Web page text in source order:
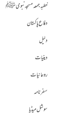
خطبہ جمعہ مسجد نبوی ﷺ
دفاع پاکستان
دلیل
دینیات
روحانیات
سفرنامہ
سوشل میڈیا